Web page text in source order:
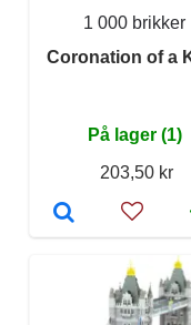
1 000 brikker
Coronation of a
På lager (1)
203,50 kr